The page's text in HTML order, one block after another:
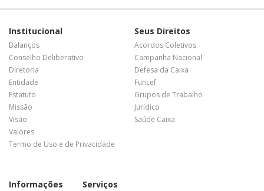
Institucional
Balanços
Conselho Deliberativo
Diretoria
Entidade
Estatuto
Missão
Visão
Valores
Termo de Uso e de Privacidade
Seus Direitos
Acordos Coletivos
Campanha Nacional
Defesa da Caixa
Funcef
Grupos de Trabalho
Jurídico
Saúde Caixa
Informações Serviços